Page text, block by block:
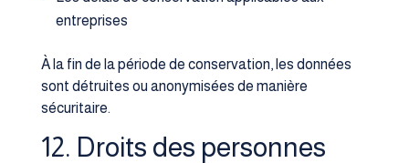
entreprises
À la fin de la période de conservation, les données
sont détruites ou anonymisées de manière
sécuritaire.
12. Droits des personnes